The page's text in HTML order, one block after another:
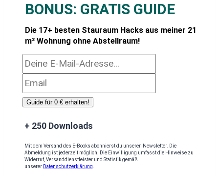
BONUS: GRATIS GUIDE
Die 17+ besten Stauraum Hacks aus meiner 21
m² Wohnung ohne Abstellraum!
Guide für 0 € erhalten!
+ 250 Downloads
Mit dem Versand des E-Books abonnierst du unseren Newsletter. Die
Abmeldung ist jederzeit möglich. Die Einwilligung umfasst die Hinweise zu
Widerruf, Versanddienstleister und Statistik gemäß
unserer Datenschutzerklärung